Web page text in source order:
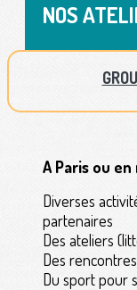
NOS
A Paris ou
Diverses
partenaires
Des ateliers
Des
Du sport pour